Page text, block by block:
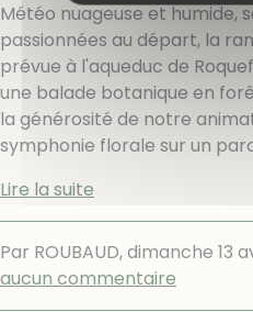
Météo nuageuse et humide,
passionnées au départ, la
prévue à l'aqueduc de
une balade botanique en
la générosité de notre
symphonie florale sur un
Lire la suite
Par ROUBAUD,dimanche 13
aucun commentaire